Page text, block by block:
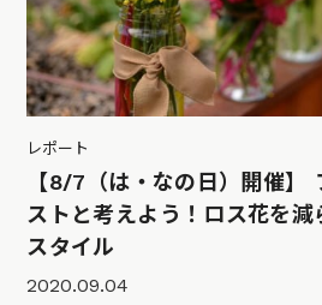
レポート
【8/7（は・なの日）開催】
ストと考えよう！ロス花を減
スタイル
2020.09.04